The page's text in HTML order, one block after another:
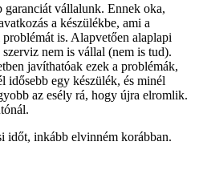
vállalunk. Ennek oka,
a készülékbe, ami a
is. Alapvetően alaplapi
nem is vállal (nem is tud).
javíthatóak ezek a problémák,
idősebb egy készülék, és minél
az esély rá, hogy újra elromlik.
időt, inkább elvinném korábban.